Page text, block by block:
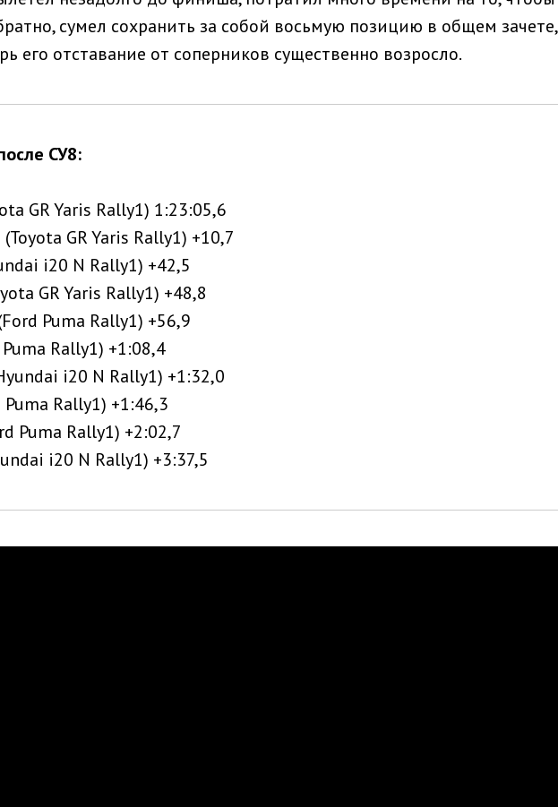
сумел сохранить за собой восьмую позицию в общем зачете,
его отставание от соперников существенно возросло.
СУ8:
GR Yaris Rally1) 1:23:05,6
GR Yaris Rally1) +10,7
i20 N Rally1) +42,5
GR Yaris Rally1) +48,8
Puma Rally1) +56,9
Rally1) +1:08,4
i20 N Rally1) +1:32,0
Rally1) +1:46,3
Puma Rally1) +2:02,7
i20 N Rally1) +3:37,5